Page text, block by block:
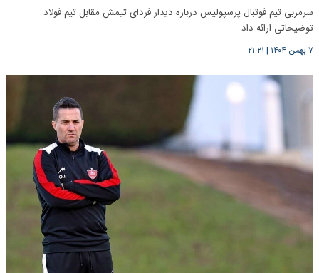
سرمربی تیم فوتبال پرسپولیس درباره دیدار فردای تیمش مقابل تیم فولاد
توضیحاتی ارائه داد.
۷ بهمن ۱۴۰۴ | ۲۱:۲۱